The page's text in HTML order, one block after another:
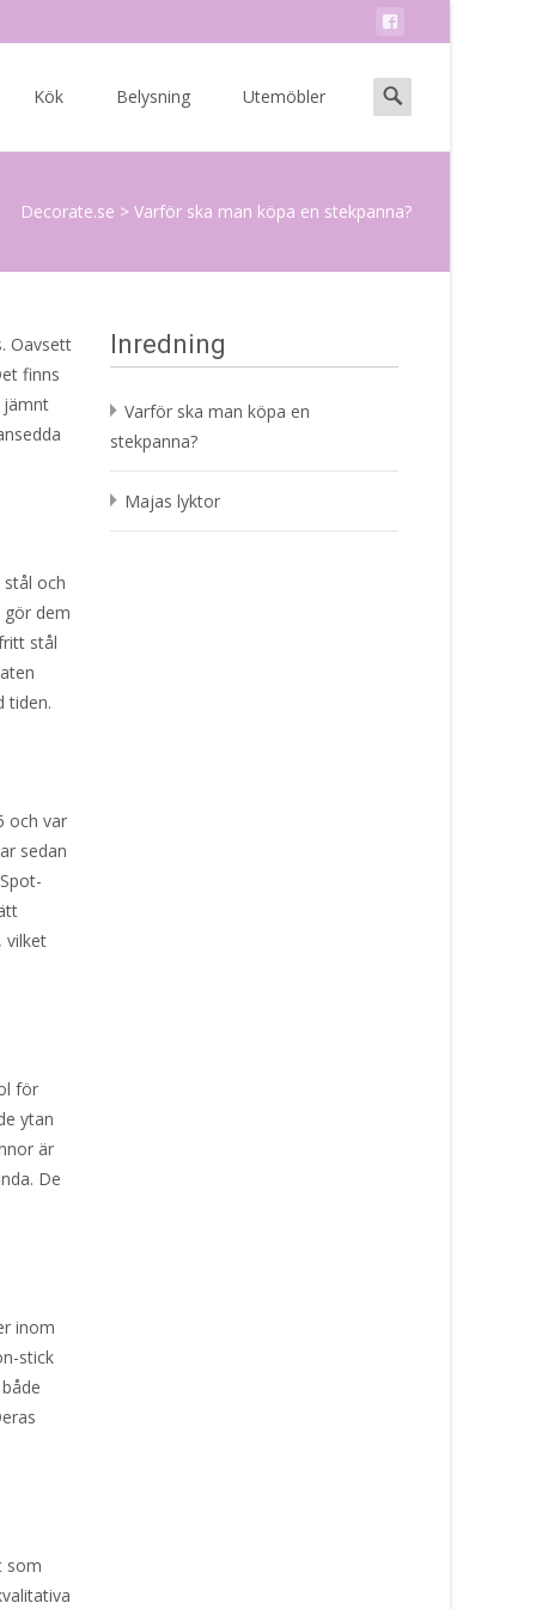
Kök Belysning Utemöbler
Search
for:
Decorate.se > Varför ska man köpa en stekpanna?
Oavsett
finns
jämnt
och
dem
stål
tiden.
och var
sedan
vilket
för
ytan
är
De
inom
stick
som
Inredning
Varför ska man köpa en
stekpanna?
Majas lyktor